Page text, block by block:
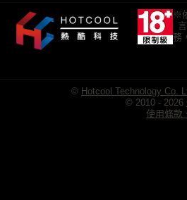
※
務
© Hotcool Technology Co.
© 2010 - 2026
使用條款